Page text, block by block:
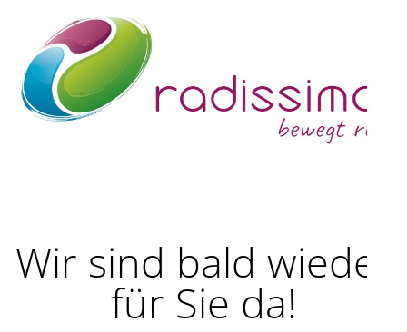
Wir sind bald wieder
für Sie da!